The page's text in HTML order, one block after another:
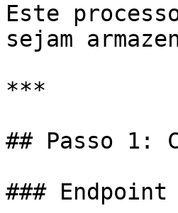
Este
sejam
***
## Passo 1:
### Endpoint